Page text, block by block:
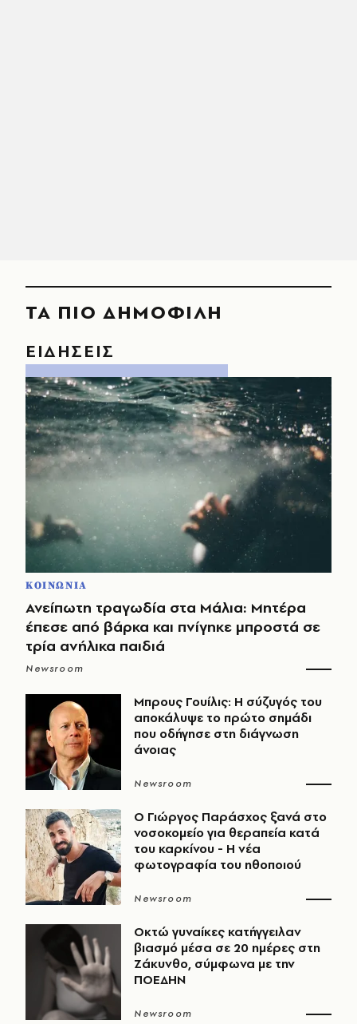
ΤΑ ΠΙΟ ΔΗΜΟΦΙΛΗ
ΕΙΔΗΣΕΙΣ
ΚΟΙΝΩΝΙΑ
Ανείπωτη τραγωδία στα Μάλια: Μητέρα
έπεσε από βάρκα και πνίγηκε μπροστά σε
τρία ανήλικα παιδιά
Newsroom
Μπρους Γουίλις: Η σύζυγός του
αποκάλυψε το πρώτο σημάδι
που οδήγησε στη διάγνωση
άνοιας
Newsroom
O Γιώργος Παράσχος ξανά στο
νοσοκομείο για θεραπεία κατά
του καρκίνου - Η νέα
φωτογραφία του ηθοποιού
Newsroom
Οκτώ γυναίκες κατήγγειλαν
βιασμό μέσα σε 20 ημέρες στη
Ζάκυνθο, σύμφωνα με την
ΠΟΕΔΗΝ
Newsroom